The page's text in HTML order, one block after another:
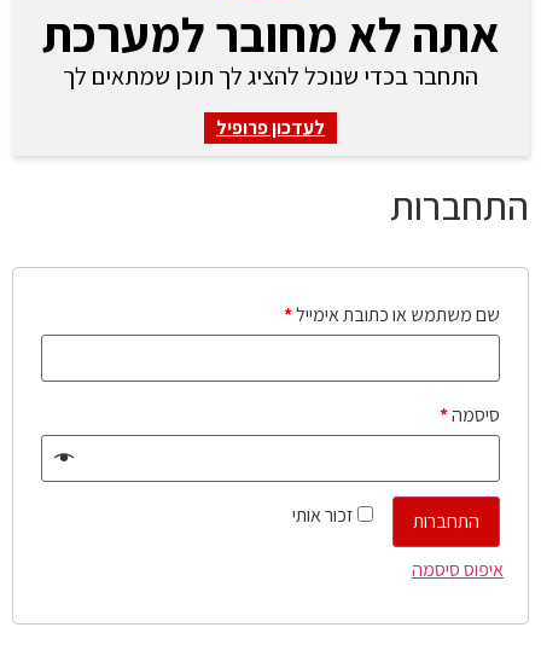
אתה לא מחובר למערכת
התחבר בכדי שנוכל להציג לך תוכן שמתאים לך
לעדכון פרופיל
התחברות
שם משתמש או כתובת אימייל*
סיסמה*
זכור אותי
התחברות
איפוס סיסמה